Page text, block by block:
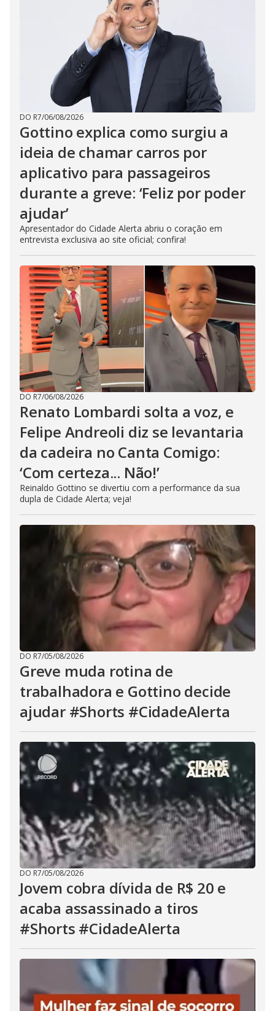
DO R7/06/08/2026
Gottino explica como surgiu a
ideia de chamar carros por
aplicativo para passageiros
durante a greve: ‘Feliz por poder
ajudar’
Apresentador do Cidade Alerta abriu o coração em
entrevista exclusiva ao site oficial; confira!
DO R7/06/08/2026
Renato Lombardi solta a voz, e
Felipe Andreoli diz se levantaria
da cadeira no Canta Comigo:
‘Com certeza... Não!’
Reinaldo Gottino se divertiu com a performance da sua
dupla de Cidade Alerta; veja!
DO R7/05/08/2026
Greve muda rotina de
trabalhadora e Gottino decide
ajudar #Shorts #CidadeAlerta
DO R7/05/08/2026
Jovem cobra dívida de R$ 20 e
acaba assassinado a tiros
#Shorts #CidadeAlerta